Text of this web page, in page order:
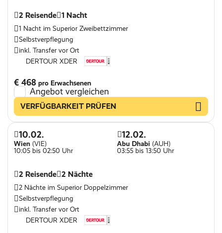
2 Reisende 1 Nacht
1 Nacht im Superior Zweibettzimmer
Selbstverpflegung
inkl. Transfer vor Ort
DERTOUR XDER
€ 468 pro Erwachsenen
Angebot vergleichen
VERFÜGBARKEIT PRÜFEN
10.02.
Wien (VIE)
10:05 bis 02:50 Uhr
12.02.
Abu Dhabi (AUH)
03:55 bis 13:50 Uhr
2 Reisende 2 Nächte
2 Nächte im Superior Doppelzimmer
Selbstverpflegung
inkl. Transfer vor Ort
DERTOUR XDER